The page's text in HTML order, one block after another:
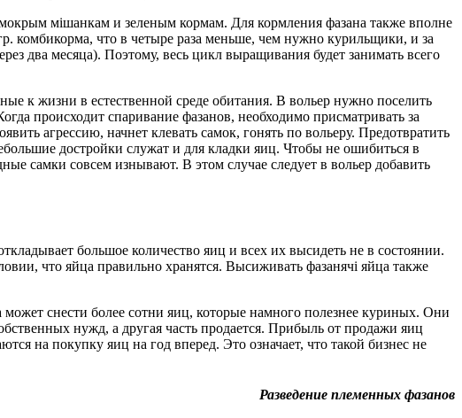
мішанкам и зеленым кормам. Для кормления фазана также вполне
комбикорма, что в четыре раза меньше, чем нужно курильщики, и за
два месяца). Поэтому, весь цикл выращивания будет занимать всего
к жизни в естественной среде обитания. В вольер нужно поселить
происходит спаривание фазанов, необходимо присматривать за
агрессию, начнет клевать самок, гонять по вольеру. Предотвратить
достройки служат и для кладки яиц. Чтобы не ошибиться в
самки совсем изнывают. В этом случае следует в вольер добавить
большое количество яиц и всех их высидеть не в состоянии.
что яйца правильно хранятся. Высиживать фазанячі яйца также
может снести более сотни яиц, которые намного полезнее куриных. Они
нужд, а другая часть продается. Прибыль от продажи яиц
на покупку яиц на год вперед. Это означает, что такой бизнес не
Разведение племенных фазанов